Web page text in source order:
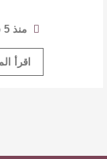
منذ 5 سنوات
اقرأ